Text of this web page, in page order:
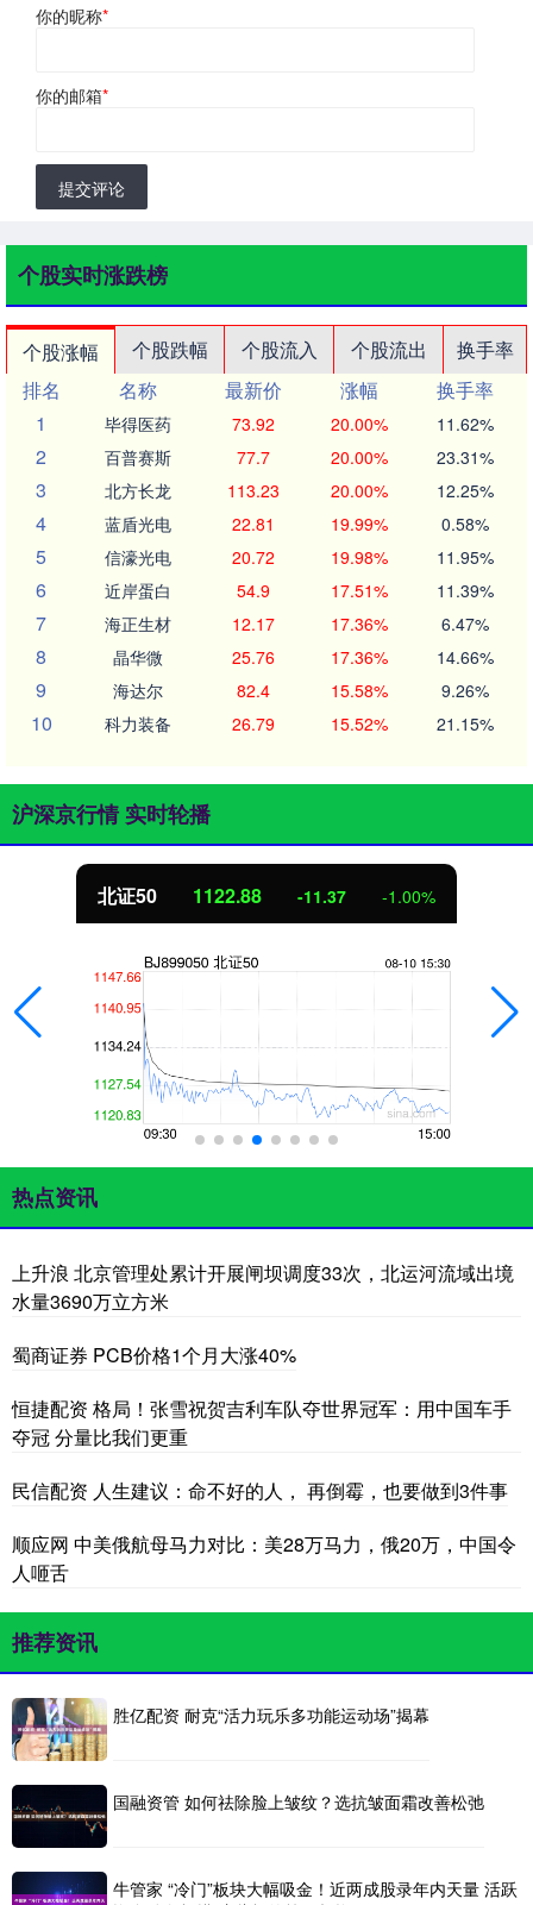
你的昵称*
你的邮箱*
提交评论
个股实时涨跌榜
个股涨幅 个股跌幅 个股流入 个股流出
换手率
排名
名称 最新价 涨幅
换手率
1
毕得医药 73.92 20.00% 11.62%
2 百普赛斯 77.7 20.00% 23.31%
3 北方长龙 113.23 20.00% 12.25%
4 蓝盾光电 22.81 19.99% 0.58%
5 信濠光电 20.72 19.98% 11.95%
6 近岸蛋白 54.9 17.51% 11.39%
7 海正生材 12.17 17.36% 6.47%
8 晶华微 25.76 17.36% 14.66%
9 海达尔 82.4 15.58% 9.26%
10 科力装备 26.79 15.52% 21.15%
沪深京行情 实时轮播
北证50 1122.88 -11.37 -1.00%
热点资讯
上升浪 北京管理处累计开展闸坝调度33次，北运河流域出境
水量3690万立方米
蜀商证券 PCB价格1个月大涨40%
恒捷配资 格局！张雪祝贺吉利车队夺世界冠军：用中国车手
夺冠 分量比我们更重
民信配资 人生建议：命不好的人， 再倒霉，也要做到3件事
顺应网 中美俄航母马力对比：美28万马力，俄20万，中国令
人咂舌
推荐资讯
胜亿配资 耐克“活力玩乐多功能运动场”揭幕
国融资管 如何祛除脸上皱纹？选抗皱面霜改善松弛
牛管家 “冷门”板块大幅吸金！近两成股录年内天量 活跃